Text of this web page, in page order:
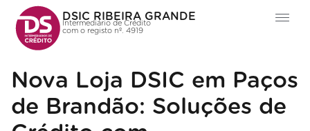
DSIC RIBEIRA GRANDE
Intermediário de Crédito
com o registo nº. 4919
Nova Loja DSIC em Paços
de Brandão: Soluções de